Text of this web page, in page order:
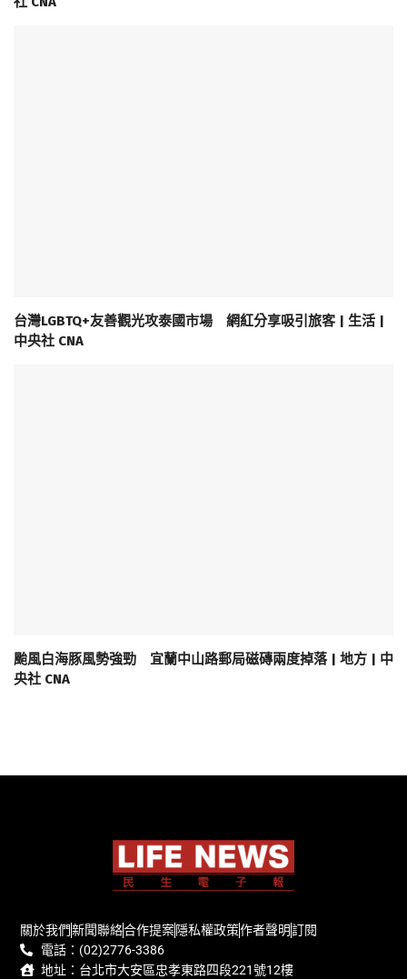
台灣LGBTQ+友善觀光攻泰國市場 網紅分享吸引旅客 | 生活 |
中央社 CNA
颱風白海豚風勢強勁 宜蘭中山路郵局磁磚兩度掉落 | 地方 | 中
央社 CNA
關於我們新聞聯絡合作提案隱私權政策作者聲明訂閱
電話：(02)2776-3386
地址：台北市大安區忠孝東路四段221號12樓